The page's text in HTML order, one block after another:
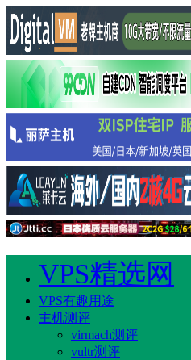
VPS精选网
VPS有趣用途
主机测评
virmach测评
vultr测评